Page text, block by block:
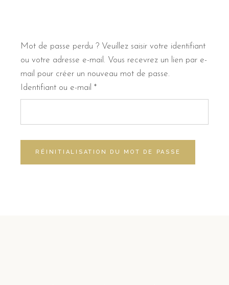
Mot de passe perdu ? Veuillez saisir votre identifiant
ou votre adresse e-mail. Vous recevrez un lien par e-
mail pour créer un nouveau mot de passe.
Identifiant ou e-mail*Obligatoire
RÉINITIALISATION DU MOT DE PASSE